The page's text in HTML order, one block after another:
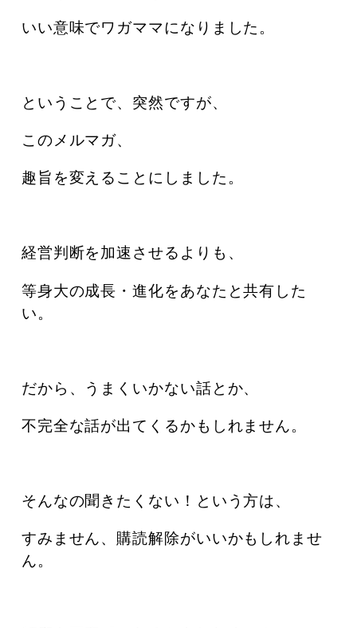
いい意味でワガママになりました。
ということで、突然ですが、
このメルマガ、
趣旨を変えることにしました。
経営判断を加速させるよりも、
等身大の成長・進化をあなたと共有した
い。
だから、うまくいかない話とか、
不完全な話が出てくるかもしれません。
そんなの聞きたくない！という方は、
すみません、購読解除がいいかもしれませ
ん。